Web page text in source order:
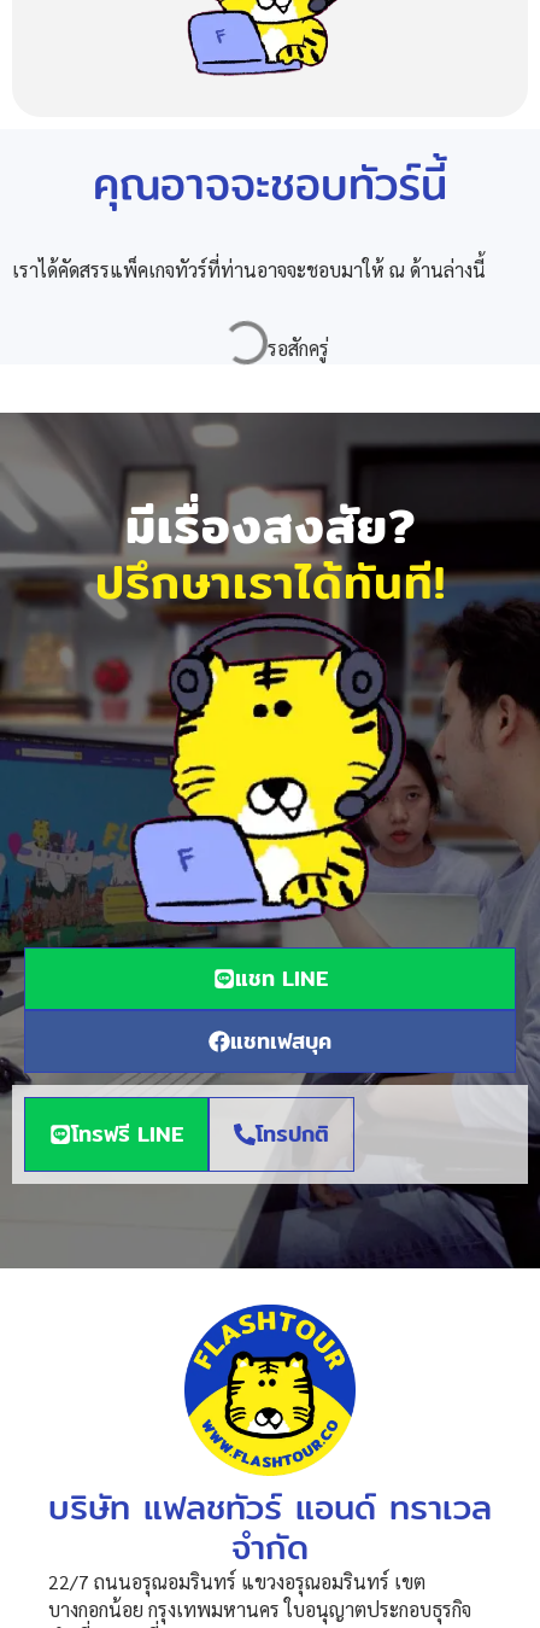
คุณอาจจะชอบทัวร์นี้
เราได้คัดสรรแพ็คเกจทัวร์ที่ท่านอาจจะชอบมาให้ ณ ด้านล่างนี้
มีเรื่องสงสัย?
ปรึกษาเราได้ทันที!
แชท LINE
แชทเฟสบุค
โทรฟรี LINE โทรปกติ
บริษัท แฟลชทัวร์ แอนด์ ทราเวล
จำกัด
22/7 ถนนอรุณอมรินทร์ แขวงอรุณอมรินทร์ เขต
บางกอกน้อย กรุงเทพมหานคร ใบอนุญาตประกอบธุรกิจ